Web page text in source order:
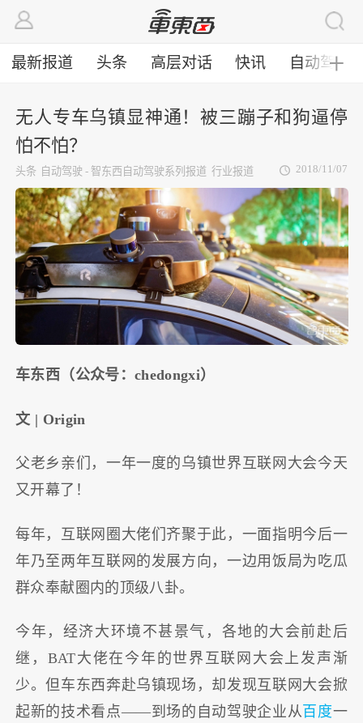
最新报道 头条 高层对话 快讯 自动驾驶
╋
无人专车乌镇显神通！被三蹦子和狗逼停
怕不怕？
头条 自动驾驶 - 智东西自动驾驶系列报道 行业报道 2018/11/07
车东西（公众号：chedongxi）
文 | Origin
父老乡亲们，一年一度的乌镇世界互联网大会今天
又开幕了！
每年，互联网圈大佬们齐聚于此，一面指明今后一
年乃至两年互联网的发展方向，一边用饭局为吃瓜
群众奉献圈内的顶级八卦。
今年，经济大环境不甚景气，各地的大会前赴后
继，BAT大佬在今年的世界互联网大会上发声渐
少。但车东西奔赴乌镇现场，却发现互联网大会掀
起新的技术看点——到场的自动驾驶企业从 百度一